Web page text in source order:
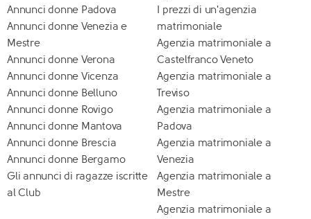
Annunci donne Padova
Annunci donne Venezia e
Mestre
Annunci donne Verona
Annunci donne Vicenza
Annunci donne Belluno
Annunci donne Rovigo
Annunci donne Mantova
Annunci donne Brescia
Annunci donne Bergamo
Gli annunci di ragazze iscritte
al Club
I prezzi di un'agenzia
matrimoniale
Agenzia matrimoniale a
Castelfranco Veneto
Agenzia matrimoniale a
Treviso
Agenzia matrimoniale a
Padova
Agenzia matrimoniale a
Venezia
Agenzia matrimoniale a
Mestre
Agenzia matrimoniale a